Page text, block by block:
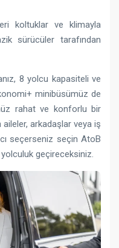
koltuklar ve klimayla
sürücüler tarafından
8 yolcu kapasiteli ve
minibüsümüz de
rahat ve konforlu bir
aileler, arkadaşlar veya iş
seçerseniz seçin AtoB
geçireceksiniz.